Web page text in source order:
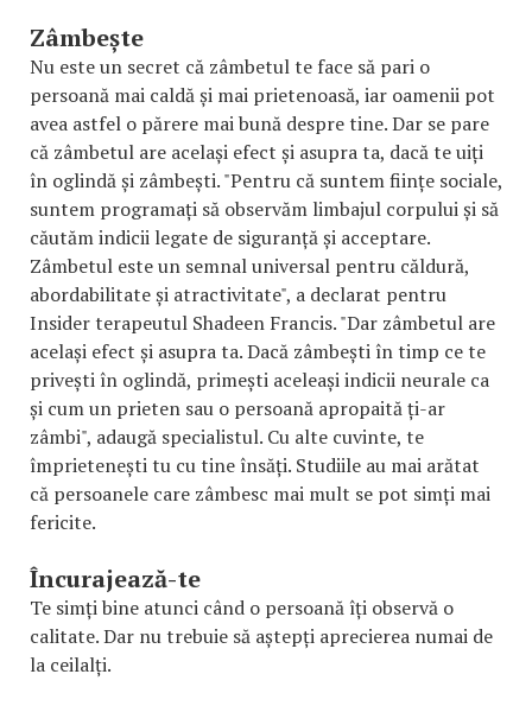
Zâmbește
Nu este un secret că zâmbetul te face să pari o
persoană mai caldă și mai prietenoasă, iar oamenii pot
avea astfel o părere mai bună despre tine. Dar se pare
că zâmbetul are același efect și asupra ta, dacă te uiți
în oglindă și zâmbești. "Pentru că suntem ființe sociale,
suntem programați să observăm limbajul corpului și să
căutăm indicii legate de siguranță și acceptare.
Zâmbetul este un semnal universal pentru căldură,
abordabilitate și atractivitate", a declarat pentru
Insider terapeutul Shadeen Francis. "Dar zâmbetul are
același efect și asupra ta. Dacă zâmbești în timp ce te
privești în oglindă, primești aceleași indicii neurale ca
și cum un prieten sau o persoană apropaită ți-ar
zâmbi", adaugă specialistul. Cu alte cuvinte, te
împrietenești tu cu tine însăți. Studiile au mai arătat
că persoanele care zâmbesc mai mult se pot simți mai
fericite.
Încurajează-te
Te simți bine atunci când o persoană îți observă o
calitate. Dar nu trebuie să aștepți aprecierea numai de
la ceilalți.